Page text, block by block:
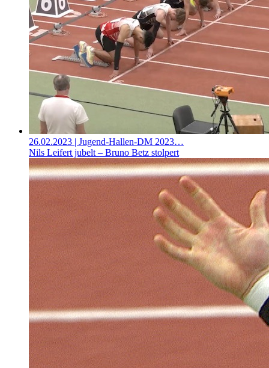
26.02.2023 | Jugend-Hallen-DM 2023…
Nils Leifert jubelt – Bruno Betz stolpert